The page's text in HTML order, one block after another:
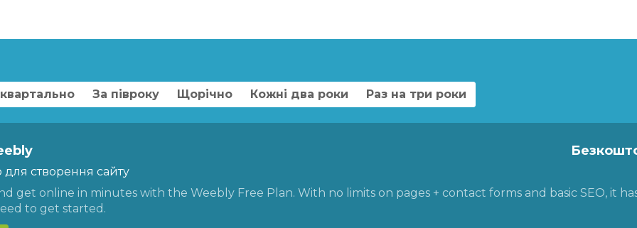
За півроку Щорічно Кожні два роки Раз на три роки
для створення сайту
get online in minutes with the Weebly Free Plan. With no limits on pages + contact forms and basic SEO, it
to get started.